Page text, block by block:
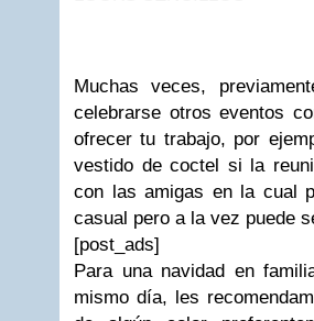
Muchas veces,
celebrarse otros eventos
ofrecer tu trabajo, por
vestido de coctel si la
con las amigas en la cual
casual pero a la vez puede
[post_ads]
Para una navidad en
mismo día, les